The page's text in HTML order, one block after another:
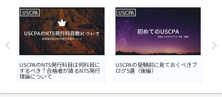
USCPA
USCPAのNTS発行科目は何科目に
するべき？合格者が語るNTS発行
理論について
USCPA
USCPAの受験前に見ておくべきブ
ログ5選（後編）